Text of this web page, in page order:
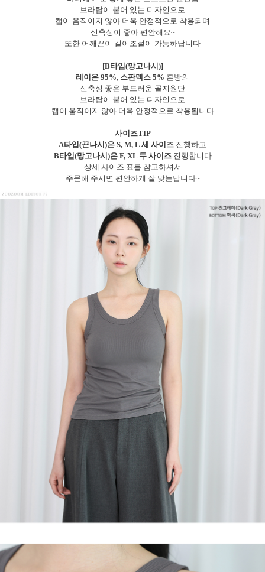
브라탑이 붙어 있는 디자인으로
캡이 움직이지 않아 더욱 안정적으로 착용되며
신축성이 좋아 편안해요~
또한 어깨끈이 길이조절이 가능하답니다
[B타입(망고나시)]
레이온 95%, 스판덱스 5% 혼방의
신축성 좋은 부드러운 골지원단
브라탑이 붙어 있는 디자인으로
캡이 움직이지 않아 더욱 안정적으로 착용됩니다
사이즈TIP
A타입(끈나시)은 S, M, L 세 사이즈 진행하고
B타입(망고나시)은 F, XL 두 사이즈진행합니다
상세 사이즈 표를 참고하셔서
주문해 주시면 편안하게 잘 맞는답니다~